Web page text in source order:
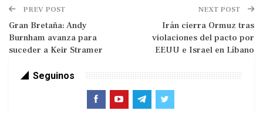
social, el país enfrenta un escenario de
incertidumbre que pone a prueba la legitimidad
democrática y la estabilidad nacional.
Las actas del extranjero contra el
clamor del Perú profundo
PREV POST
Gran Bretaña: Andy
Burnham avanza para
suceder a Keir Stramer
NEXT POST
Irán cierra Ormuz tras
violaciones del pacto por
EEUU e Israel en Líbano
Seguinos